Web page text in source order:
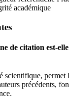
académique
de citation est-elle
scientifique, permet
précédents,